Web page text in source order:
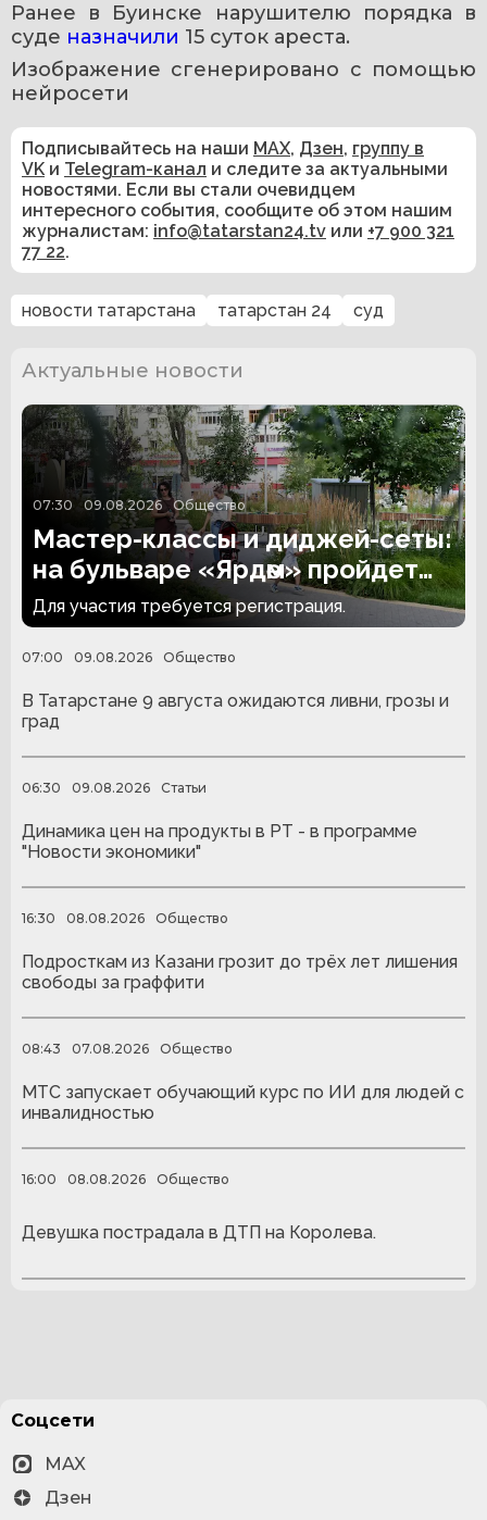
Ранее в Буинске нарушителю порядка в
суде назначили 15 суток ареста.
Изображение сгенерировано с помощью
нейросети
Подписывайтесь на наши MAX, Дзен, группу в
VK и Telegram-канал и следите за актуальными
новостями. Если вы стали очевидцем
интересного события, сообщите об этом нашим
журналистам: info@tatarstan24.tv или +7 900 321
77 22.
новости татарстана татарстан 24 суд
Актуальные новости
07:30 09.08.2026 Общество
Мастер-классы и диджей-сеты:
на бульваре «Ярдәм» пройдет
инклюзивная дискотека
Для участия требуется регистрация.
07:00 09.08.2026 Общество
В Татарстане 9 августа ожидаются ливни, грозы и
град
06:30 09.08.2026 Статьи
Динамика цен на продукты в РТ - в программе
"Новости экономики"
16:30 08.08.2026 Общество
Подросткам из Казани грозит до трёх лет лишения
свободы за граффити
08:43 07.08.2026 Общество
МТС запускает обучающий курс по ИИ для людей с
инвалидностью
16:00 08.08.2026 Общество
Девушка пострадала в ДТП на Королева.
Соцсети
MAX
Дзен